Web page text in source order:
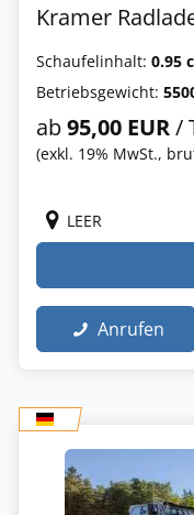
Kramer
Schaufelinhalt: 0.95
Betriebsgewicht:
ab95,00 EUR/
(exkl. 19% MwSt.,
LEER
Anrufen